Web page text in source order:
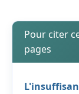
Pour citer
pages